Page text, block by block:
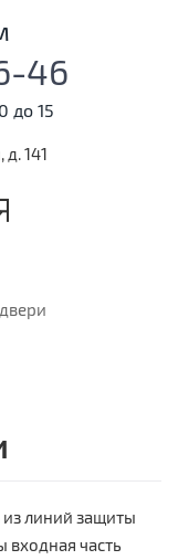
46
до 15
д. 141
из линий защиты
входная часть